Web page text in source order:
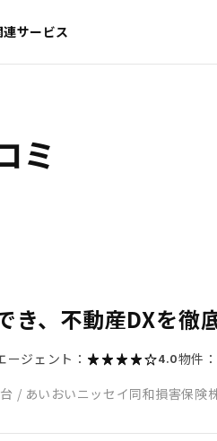
連サービス
ミ
き、不動産DXを徹
ージェント： 4.0物件：
/ あいおいニッセイ同和損害保険